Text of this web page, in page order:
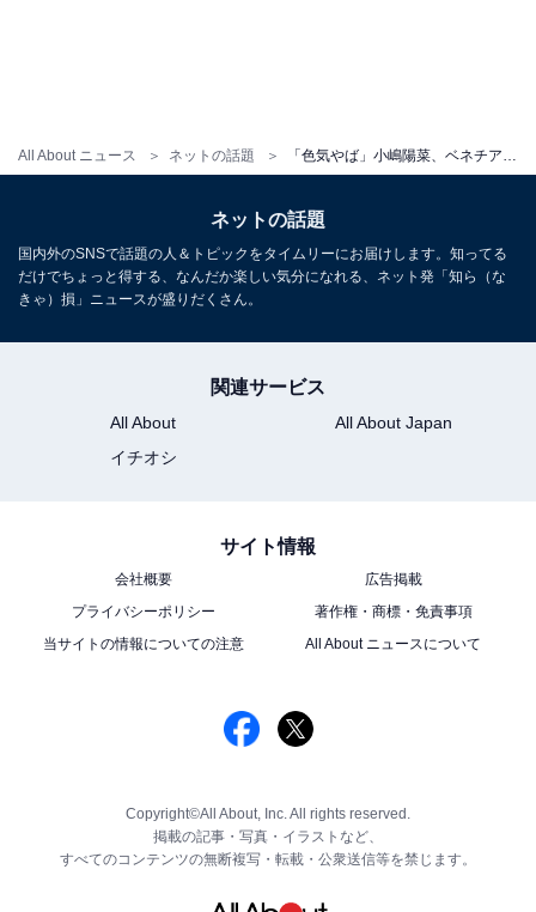
All About ニュース ネットの話題
ネットの話題
国内外のSNSで話題の人＆トピックをタイムリーにお届けします。知ってる
だけでちょっと得する、なんだか楽しい気分になれる、ネット発「知ら（な
きゃ）損」ニュースが盛りだくさん。
関連サービス
All About
All About Japan
イチオシ
サイト情報
会社概要
広告掲載
プライバシーポリシー
著作権・商標・免責事項
当サイトの情報についての注意
All About ニュースについて
Copyright©All About, Inc. All rights reserved.
掲載の記事・写真・イラストなど、
すべてのコンテンツの無断複写・転載・公衆送信等を禁じます。